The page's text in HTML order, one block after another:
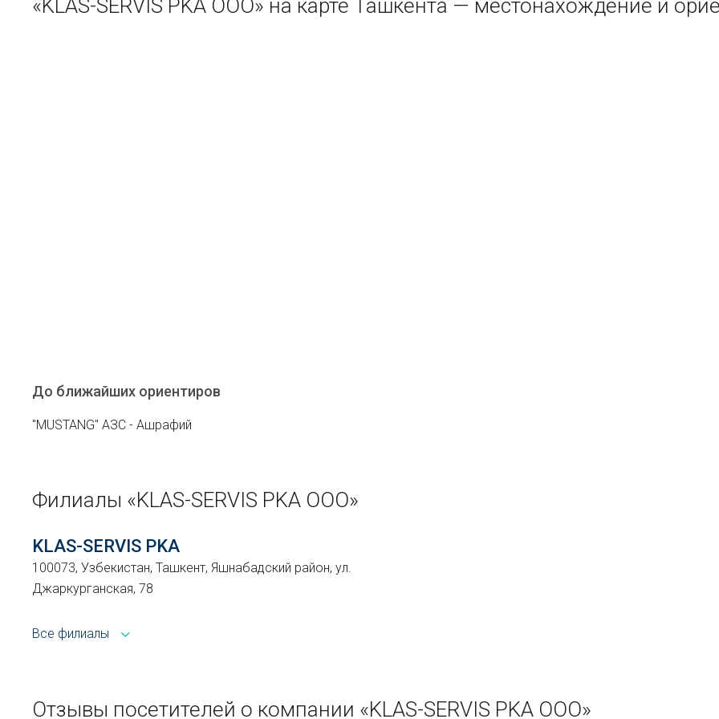
«KLAS-SERVIS PKA ООО» на карте Ташкента — местонахождение и
До ближайших ориентиров
"MUSTANG" АЗС - Ашрафий
Филиалы «KLAS-SERVIS PKA ООО»
KLAS-SERVIS PKA
100073, Узбекистан, Ташкент, Яшнабадский район, ул.
Джаркурганская, 78
Все филиалы
Отзывы посетителей о компании «KLAS-SERVIS PKA ООО»